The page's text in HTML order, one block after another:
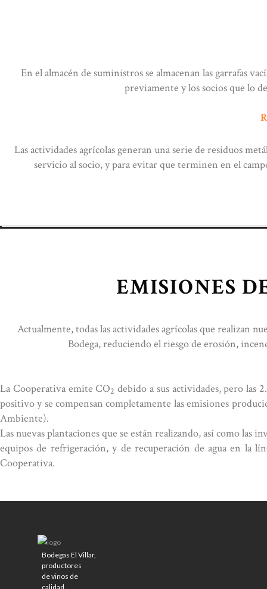
En el almacén de suministros se almacenan las garrafas
previamente y los socios que lo
Las actividades agrícolas generan una serie de residuos
servicio al socio, y para evitar que terminen en el
EMISIONES
Actualmente, todas las actividades agrícolas que realizan
Bodega, reduciendo el riesgo de erosión,
La Cooperativa emite CO2 debido a sus actividades, pero las
positivo y se compensan completamente las emisiones
Ambiente).
Las nuevas plantaciones que se están realizando, así como las
equipos de refrigeración, y de recuperación de agua en la
Cooperativa.
Bodegas El Villar,
productores
de vinos de
calidad